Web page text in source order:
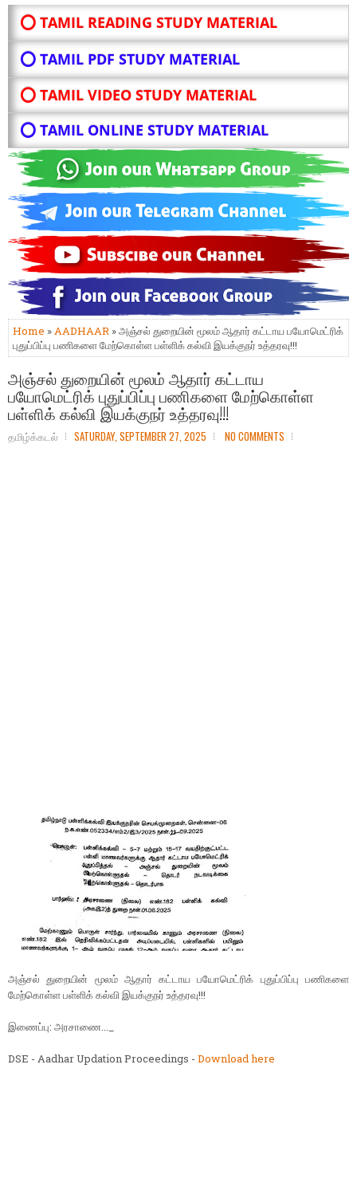
⭕ TAMIL READING STUDY MATERIAL
⭕ TAMIL PDF STUDY MATERIAL
⭕ TAMIL VIDEO STUDY MATERIAL
⭕ TAMIL ONLINE STUDY MATERIAL
Home »AADHAAR » அஞ்சல் துறையின் மூலம் ஆதார் கட்டாய பயோமெட்ரிக்
புதுப்பிப்பு பணிகளை மேற்கொள்ள பள்ளிக் கல்வி இயக்குநர் உத்தரவு!!!
அஞ்சல் துறையின் மூலம் ஆதார் கட்டாய
பயோமெட்ரிக் புதுப்பிப்பு பணிகளை மேற்கொள்ள
பள்ளிக் கல்வி இயக்குநர் உத்தரவு!!!
தமிழ்க்கடல் SATURDAY, SEPTEMBER 27, 2025 NO COMMENTS
அஞ்சல் துறையின் மூலம் ஆதார் கட்டாய பயோமெட்ரிக் புதுப்பிப்பு பணிகளை
மேற்கொள்ள பள்ளிக் கல்வி இயக்குநர் உத்தரவு!!!
இணைப்பு: அரசாணை..._
DSE - Aadhar Updation Proceedings - Download here